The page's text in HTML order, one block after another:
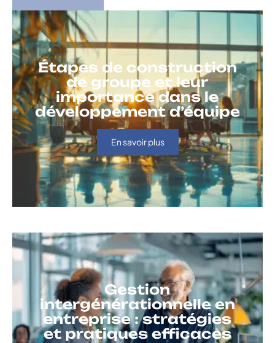
Étapes de construction
de groupe et leur
importance dans le
développement d’équipe
En savoir plus
Gestion
intergénérationnelle en
entreprise : stratégies
et pratiques efficaces